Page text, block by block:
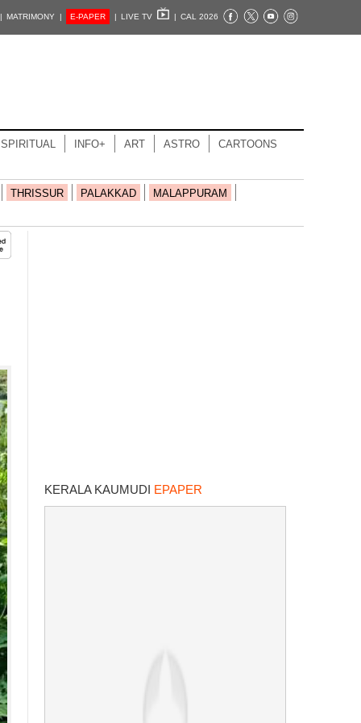
MATRIMONY | E-PAPER | LIVE TV | CAL 2026
SPIRITUAL INFO+ ART ASTRO CARTOONS
THRISSUR PALAKKAD MALAPPURAM
KERALA KAUMUDI EPAPER